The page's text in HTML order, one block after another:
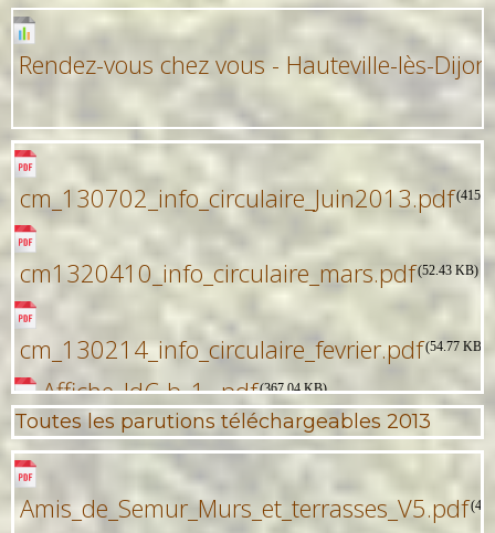
Rendez-vous chez vous - Hauteville-lès-
cm_130702_info_circulaire_Juin2013.pdf
cm1320410_info_circulaire_mars.pdf(52.43 KB)
cm_130214_info_circulaire_fevrier.pdf(54.77 KB)
Affiche_JdC-b_1_.pdf(367.04 KB)
martailly.pdf (101.36 KB)
7sept2013_Maranges.pdf
Toutes les parutions téléchargeables 2013
Amis_de_Semur_Murs_et_terrasses_V5.pdf